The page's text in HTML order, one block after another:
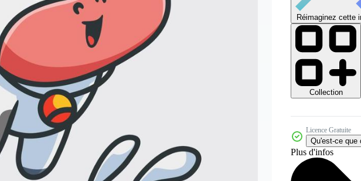
Réimaginez cette
Collection
Licence Gratuite
Qu'est-ce que
Plus d'infos